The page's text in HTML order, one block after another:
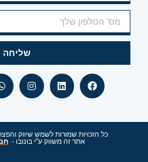
שליחה
כל הזכויות שמורות לשמש שיווק והפצת גז (1989)
אתר זה משווק ע"י בונובו -